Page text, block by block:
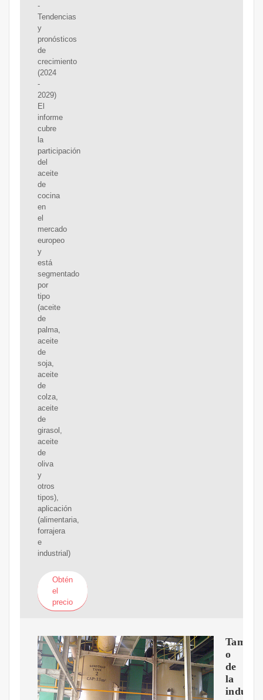
-
Tendencias
y
pronósticos
de
crecimiento
(2024
-
2029)
El
informe
cubre
la
participación
del
aceite
de
cocina
en
el
mercado
europeo
y
está
segmentado
por
tipo
(aceite
de
palma,
aceite
de
soja,
aceite
de
colza,
aceite
de
girasol,
aceite
de
oliva
y
otros
tipos),
aplicación
(alimentaria,
forrajera
e
industrial)
Obtén
el
precio
Tama?
o
de
la